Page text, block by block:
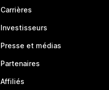
Carrières
Investisseurs
Presse et médias
Partenaires
Affiliés